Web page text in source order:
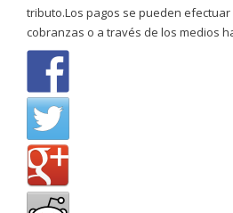
tributo.Los pagos se pueden
cobranzas o a través de los medios